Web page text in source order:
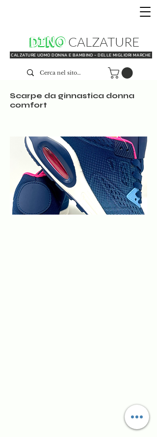
DINO
CALZATURE UOMO DONNA E BAMBINO - DELLE MIGLIORI MARCHE
CALZATURE
Scarpe da ginnastica donna
comfort